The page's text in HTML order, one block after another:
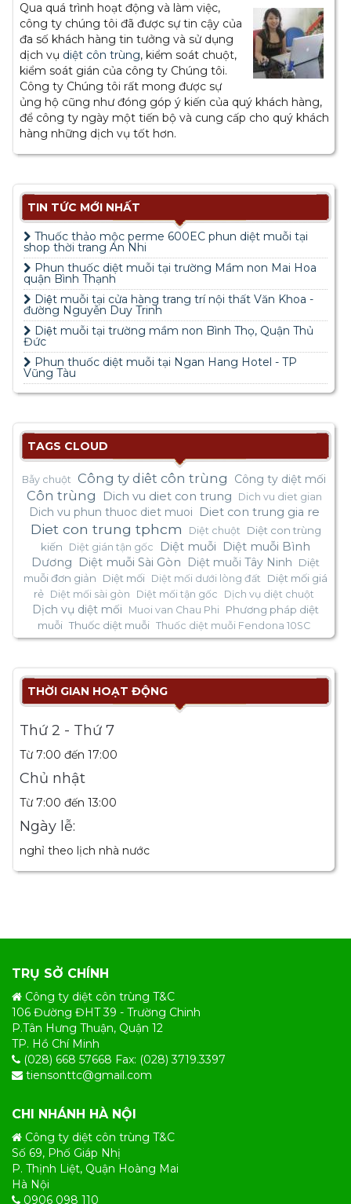
Qua quá trình hoạt động và làm việc,
công ty chúng tôi đã được sự tin cậy của
đa số khách hàng tin tưởng và sử dụng
dịch vụ diệt côn trùng, kiểm soát chuột,
kiểm soát gián của công ty Chúng tôi.
Công ty Chúng tôi rất mong được sự
ủng hộ cũng như đóng góp ý kiến của quý khách hàng,
để công ty ngày một tiến bộ và cung cấp cho quý khách
hàng những dịch vụ tốt hơn.
TIN TỨC MỚI NHẤT
Thuốc thảo mộc perme 600EC phun diệt muỗi tại
shop thời trang An Nhi
Phun thuốc diệt muỗi tại trường Mầm non Mai Hoa
quận Bình Thạnh
Diệt muỗi tại cửa hàng trang trí nội thất Văn Khoa -
đường Nguyễn Duy Trinh
Diệt muỗi tại trường mầm non Bình Thọ, Quận Thủ
Đức
Phun thuốc diệt muỗi tại Ngan Hang Hotel - TP
Vũng Tàu
TAGS CLOUD
Bẫy chuột Công ty diêt côn trùng Công ty diệt mối
Côn trùng Dich vu diet con trung Dich vu diet gian
Dich vu phun thuoc diet muoi Diet con trung gia re
Diet con trung tphcm Diệt chuột
Diệt con trùng
kiến
Diệt gián tận gốc Diệt muỗi
Diệt muỗi Bình
Dương
Diệt muỗi Sài Gòn Diệt muỗi Tây Ninh
Diệt
muỗi đơn giản
Diệt mối Diệt mối dưới lòng đất
Diệt mối giá
rẻ Diệt mối sài gòn Diệt mối tận gốc Dịch vụ diệt chuột
Dịch vụ diệt mối Muoi van Chau Phi
Phương pháp diệt
muỗi Thuốc diệt muỗi Thuốc diệt muỗi Fendona 10SC
THỜI GIAN HOẠT ĐỘNG
Thứ 2 - Thứ 7
Từ 7:00 đến 17:00
Chủ nhật
Từ 7:00 đến 13:00
Ngày lễ:
nghỉ theo lịch nhà nước
TRỤ SỞ CHÍNH
Công ty diệt côn trùng T&C
106 Đường ĐHT 39 - Trường Chinh
P.Tân Hưng Thuận, Quận 12
TP. Hồ Chí Minh
(028) 668 57668 Fax: (028) 3719.3397
tiensonttc@gmail.com
CHI NHÁNH HÀ NỘI
Công ty diệt côn trùng T&C
Số 69, Phố Giáp Nhị
P. Thịnh Liệt, Quận Hoàng Mai
Hà Nội
0906 098 110